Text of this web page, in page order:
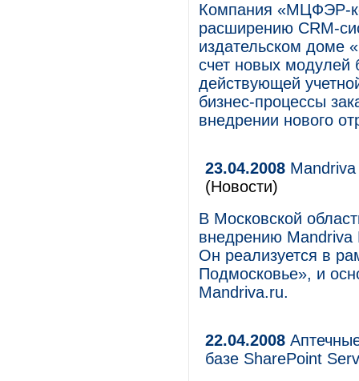
Компания «МЦФЭР-
расширению CRM-
издательском доме
счет новых
действующей
бизнес-процессы
внедрении нового
23.04.2008
(Новости)
В Московской
внедрению Mandriva
Он реализуется в
Подмосковье», и
Mandriva.ru.
22.04.2008
базе SharePoint